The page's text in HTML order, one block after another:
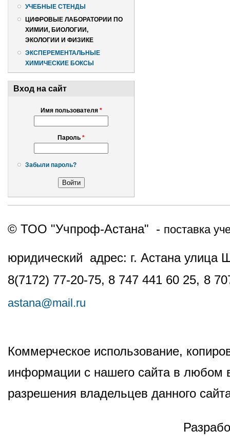
УЧЕБНЫЕ СТЕНДЫ
ЦИФРОВЫЕ ЛАБОРАТОРИИ ПО
ХИМИИ, БИОЛОГИИ,
ЭКОЛОГИИ И ФИЗИКЕ
ЭКСПЕРЕМЕНТАЛЬНЫЕ
ХИМИЧЕСКИЕ БОКСЫ
Вход на сайт
Имя пользователя *
Пароль *
Забыли пароль?
© ТОО "Учпроф-Астана" - поставка
юридический адрес: г. Астана
8(7172) 77-20-75, 8 747 441 60 25, 8
astana@mail.ru
Коммерческое использование,
информации с нашего сайта в любом
разрешения владельцев данного